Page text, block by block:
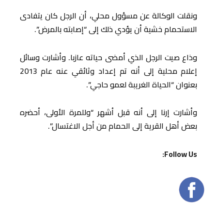
ونقلت الوكالة عن مسؤول محلي، أن الرجل كان يتفادى
الاستحمام خشية أن يؤدي ذلك إلى “إصابته بالمرض”.
وذاع صيت الرجل الذي أمضى حياته عازبا. وأشارت وسائل
إعلام محلية إلى أنه تم إعداد وثائقي عنه عام 2013
بعنوان “الحياة الغريبة لعمو حاجي”.
وأشارت إرنا إلى أنه قبل أشهر “وللمرة الأولى، أحضره
بعض أهل القرية إلى الحمام من أجل الاغتسال”.
Follow Us: